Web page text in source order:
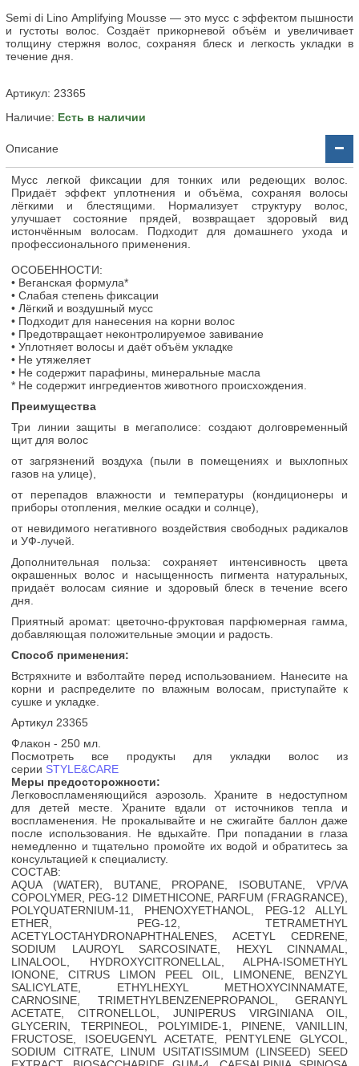
Semi di Lino Amplifying Mousse — это мусс с эффектом пышности
и густоты волос. Создаёт прикорневой объём и увеличивает
толщину стержня волос, сохраняя блеск и легкость укладки в
течение дня.
Артикул: 23365
Наличие: Есть в наличии
Описание
Мусс легкой фиксации для тонких или редеющих волос.
Придаёт эффект уплотнения и объёма, сохраняя волосы
лёгкими и блестящими. Нормализует структуру волос,
улучшает состояние прядей, возвращает здоровый вид
истончённым волосам. Подходит для домашнего ухода и
профессионального применения.
ОСОБЕННОСТИ:
• Веганская формула*
• Слабая степень фиксации
• Лёгкий и воздушный мусс
• Подходит для нанесения на корни волос
• Предотвращает неконтролируемое завивание
• Уплотняет волосы и даёт объём укладке
• Не утяжеляет
• Не содержит парафины, минеральные масла
* Не содержит ингредиентов животного происхождения.
Преимущества
Три линии защиты в мегаполисе: создают долговременный
щит для волос
от загрязнений воздуха (пыли в помещениях и выхлопных
газов на улице),
от перепадов влажности и температуры (кондиционеры и
приборы отопления, мелкие осадки и солнце),
от невидимого негативного воздействия свободных радикалов
и УФ-лучей.
Дополнительная польза: сохраняет интенсивность цвета
окрашенных волос и насыщенность пигмента натуральных,
придаёт волосам сияние и здоровый блеск в течение всего
дня.
Приятный аромат: цветочно-фруктовая парфюмерная гамма,
добавляющая положительные эмоции и радость.
Способ применения:
Встряхните и взболтайте перед использованием. Нанесите на
корни и распределите по влажным волосам, приступайте к
сушке и укладке.
Артикул 23365
Флакон - 250 мл.
Посмотреть все продукты для укладки волос из
серии STYLE&CARE
Меры предосторожности:
Легковоспламеняющийся аэрозоль. Храните в недоступном
для детей месте. Храните вдали от источников тепла и
воспламенения. Не прокалывайте и не сжигайте баллон даже
после использования. Не вдыхайте. При попадании в глаза
немедленно и тщательно промойте их водой и обратитесь за
консультацией к специалисту.
СОСТАВ:
AQUA (WATER), BUTANE, PROPANE, ISOBUTANE, VP/VA
COPOLYMER, PEG-12 DIMETHICONE, PARFUM (FRAGRANCE),
POLYQUATERNIUM-11, PHENOXYETHANOL, PEG-12 ALLYL
ETHER, PEG-12, TETRAMETHYL
ACETYLOCTAHYDRONAPHTHALENES, ACETYL CEDRENE,
SODIUM LAUROYL SARCOSINATE, HEXYL CINNAMAL,
LINALOOL, HYDROXYCITRONELLAL, ALPHA-ISOMETHYL
IONONE, CITRUS LIMON PEEL OIL, LIMONENE, BENZYL
SALICYLATE, ETHYLHEXYL METHOXYCINNAMATE,
CARNOSINE, TRIMETHYLBENZENEPROPANOL, GERANYL
ACETATE, CITRONELLOL, JUNIPERUS VIRGINIANA OIL,
GLYCERIN, TERPINEOL, POLYIMIDE-1, PINENE, VANILLIN,
FRUCTOSE, ISOEUGENYL ACETATE, PENTYLENE GLYCOL,
SODIUM CITRATE, LINUM USITATISSIMUM (LINSEED) SEED